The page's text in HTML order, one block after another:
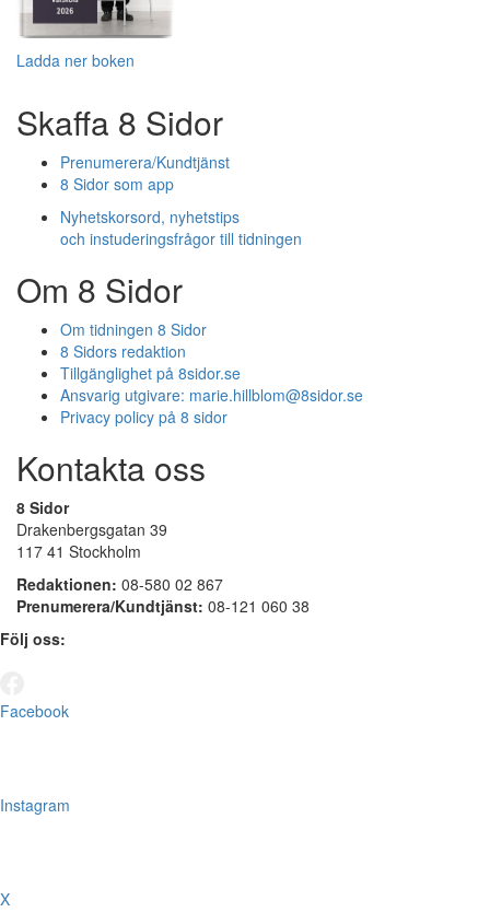
Ladda ner boken
Skaffa 8 Sidor
Prenumerera/Kundtjänst
8 Sidor som app
Nyhetskorsord, nyhetstips
och instuderingsfrågor till tidningen
Om 8 Sidor
Om tidningen 8 Sidor
8 Sidors redaktion
Tillgänglighet på 8sidor.se
Ansvarig utgivare: marie.hillblom@8sidor.se
Privacy policy på 8 sidor
Kontakta oss
8 Sidor
Drakenbergsgatan 39
117 41 Stockholm
Redaktionen: 08-580 02 867
Prenumerera/Kundtjänst: 08-121 060 38
Följ oss:
Facebook
Instagram
X